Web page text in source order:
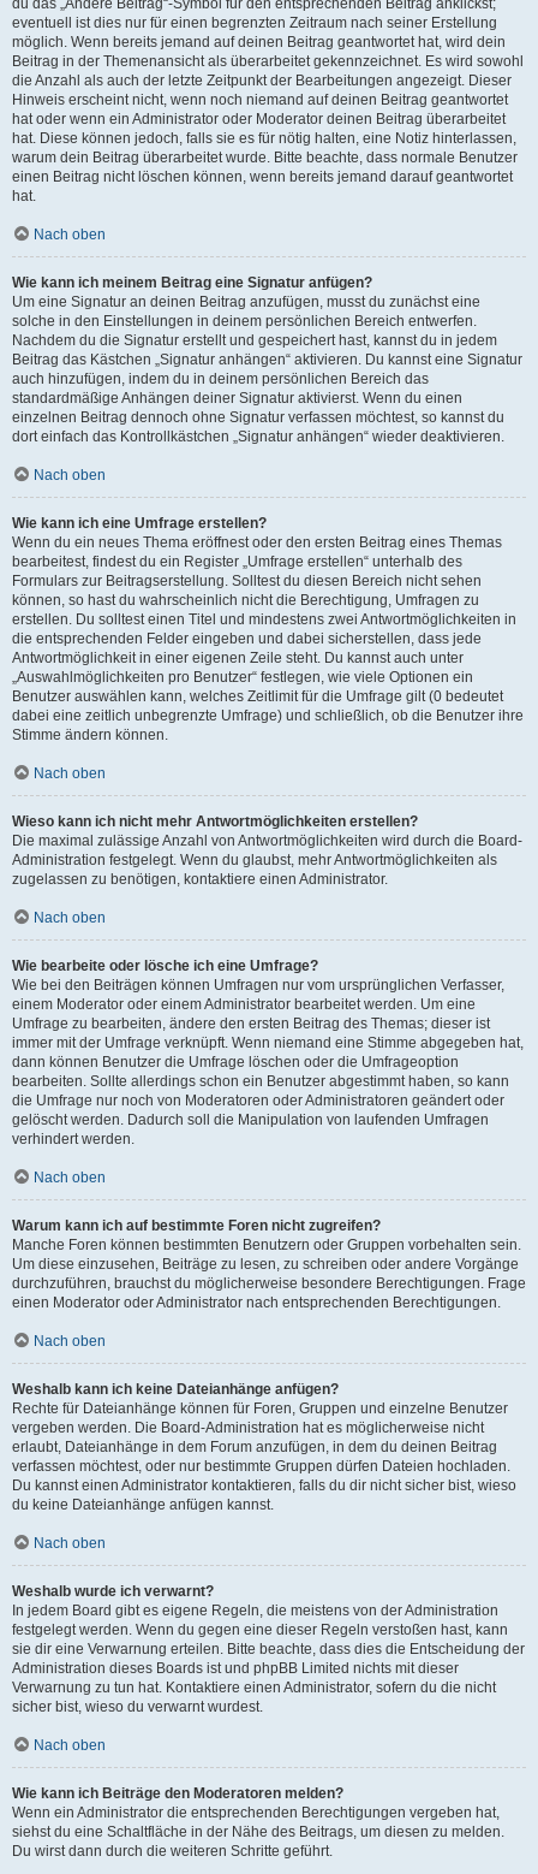
du das „Ändere Beitrag“-Symbol für den entsprechenden Beitrag anklickst;
eventuell ist dies nur für einen begrenzten Zeitraum nach seiner Erstellung
möglich. Wenn bereits jemand auf deinen Beitrag geantwortet hat, wird dein
Beitrag in der Themenansicht als überarbeitet gekennzeichnet. Es wird sowohl
die Anzahl als auch der letzte Zeitpunkt der Bearbeitungen angezeigt. Dieser
Hinweis erscheint nicht, wenn noch niemand auf deinen Beitrag geantwortet
hat oder wenn ein Administrator oder Moderator deinen Beitrag überarbeitet
hat. Diese können jedoch, falls sie es für nötig halten, eine Notiz hinterlassen,
warum dein Beitrag überarbeitet wurde. Bitte beachte, dass normale Benutzer
einen Beitrag nicht löschen können, wenn bereits jemand darauf geantwortet
hat.
Nach oben
Wie kann ich meinem Beitrag eine Signatur anfügen?
Um eine Signatur an deinen Beitrag anzufügen, musst du zunächst eine
solche in den Einstellungen in deinem persönlichen Bereich entwerfen.
Nachdem du die Signatur erstellt und gespeichert hast, kannst du in jedem
Beitrag das Kästchen „Signatur anhängen“ aktivieren. Du kannst eine Signatur
auch hinzufügen, indem du in deinem persönlichen Bereich das
standardmäßige Anhängen deiner Signatur aktivierst. Wenn du einen
einzelnen Beitrag dennoch ohne Signatur verfassen möchtest, so kannst du
dort einfach das Kontrollkästchen „Signatur anhängen“ wieder deaktivieren.
Nach oben
Wie kann ich eine Umfrage erstellen?
Wenn du ein neues Thema eröffnest oder den ersten Beitrag eines Themas
bearbeitest, findest du ein Register „Umfrage erstellen“ unterhalb des
Formulars zur Beitragserstellung. Solltest du diesen Bereich nicht sehen
können, so hast du wahrscheinlich nicht die Berechtigung, Umfragen zu
erstellen. Du solltest einen Titel und mindestens zwei Antwortmöglichkeiten in
die entsprechenden Felder eingeben und dabei sicherstellen, dass jede
Antwortmöglichkeit in einer eigenen Zeile steht. Du kannst auch unter
„Auswahlmöglichkeiten pro Benutzer“ festlegen, wie viele Optionen ein
Benutzer auswählen kann, welches Zeitlimit für die Umfrage gilt (0 bedeutet
dabei eine zeitlich unbegrenzte Umfrage) und schließlich, ob die Benutzer ihre
Stimme ändern können.
Nach oben
Wieso kann ich nicht mehr Antwortmöglichkeiten erstellen?
Die maximal zulässige Anzahl von Antwortmöglichkeiten wird durch die Board-
Administration festgelegt. Wenn du glaubst, mehr Antwortmöglichkeiten als
zugelassen zu benötigen, kontaktiere einen Administrator.
Nach oben
Wie bearbeite oder lösche ich eine Umfrage?
Wie bei den Beiträgen können Umfragen nur vom ursprünglichen Verfasser,
einem Moderator oder einem Administrator bearbeitet werden. Um eine
Umfrage zu bearbeiten, ändere den ersten Beitrag des Themas; dieser ist
immer mit der Umfrage verknüpft. Wenn niemand eine Stimme abgegeben hat,
dann können Benutzer die Umfrage löschen oder die Umfrageoption
bearbeiten. Sollte allerdings schon ein Benutzer abgestimmt haben, so kann
die Umfrage nur noch von Moderatoren oder Administratoren geändert oder
gelöscht werden. Dadurch soll die Manipulation von laufenden Umfragen
verhindert werden.
Nach oben
Warum kann ich auf bestimmte Foren nicht zugreifen?
Manche Foren können bestimmten Benutzern oder Gruppen vorbehalten sein.
Um diese einzusehen, Beiträge zu lesen, zu schreiben oder andere Vorgänge
durchzuführen, brauchst du möglicherweise besondere Berechtigungen. Frage
einen Moderator oder Administrator nach entsprechenden Berechtigungen.
Nach oben
Weshalb kann ich keine Dateianhänge anfügen?
Rechte für Dateianhänge können für Foren, Gruppen und einzelne Benutzer
vergeben werden. Die Board-Administration hat es möglicherweise nicht
erlaubt, Dateianhänge in dem Forum anzufügen, in dem du deinen Beitrag
verfassen möchtest, oder nur bestimmte Gruppen dürfen Dateien hochladen.
Du kannst einen Administrator kontaktieren, falls du dir nicht sicher bist, wieso
du keine Dateianhänge anfügen kannst.
Nach oben
Weshalb wurde ich verwarnt?
In jedem Board gibt es eigene Regeln, die meistens von der Administration
festgelegt werden. Wenn du gegen eine dieser Regeln verstoßen hast, kann
sie dir eine Verwarnung erteilen. Bitte beachte, dass dies die Entscheidung der
Administration dieses Boards ist und phpBB Limited nichts mit dieser
Verwarnung zu tun hat. Kontaktiere einen Administrator, sofern du die nicht
sicher bist, wieso du verwarnt wurdest.
Nach oben
Wie kann ich Beiträge den Moderatoren melden?
Wenn ein Administrator die entsprechenden Berechtigungen vergeben hat,
siehst du eine Schaltfläche in der Nähe des Beitrags, um diesen zu melden.
Du wirst dann durch die weiteren Schritte geführt.